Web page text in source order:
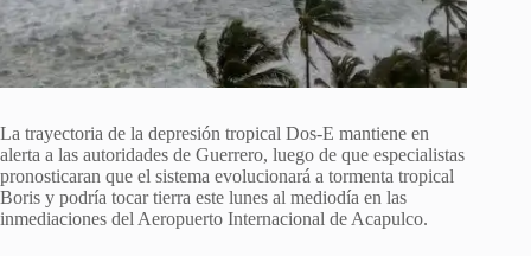
La trayectoria de la depresión tropical Dos-E mantiene en
alerta a las autoridades de Guerrero, luego de que especialistas
pronosticaran que el sistema evolucionará a tormenta tropical
Boris y podría tocar tierra este lunes al mediodía en las
inmediaciones del Aeropuerto Internacional de Acapulco.